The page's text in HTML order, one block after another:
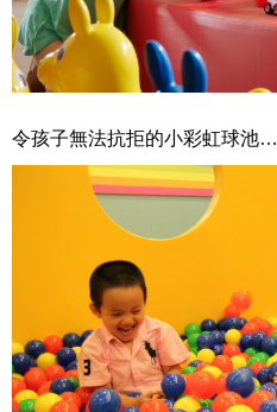
令孩子無法抗拒的小彩虹球池…